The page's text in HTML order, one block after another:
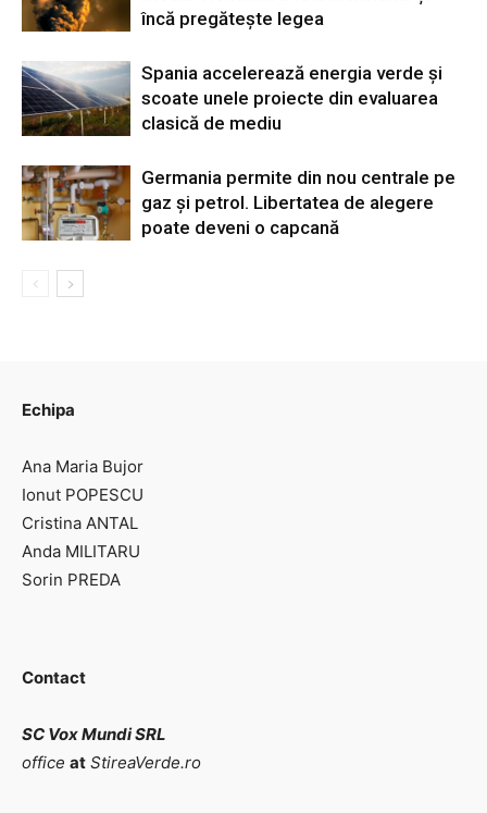
încă pregătește legea
Spania accelerează energia verde și
scoate unele proiecte din evaluarea
clasică de mediu
Germania permite din nou centrale pe
gaz și petrol. Libertatea de alegere
poate deveni o capcană
Echipa
Ana Maria Bujor
Ionut POPESCU
Cristina ANTAL
Anda MILITARU
Sorin PREDA
Contact
SC Vox Mundi SRL
office at StireaVerde.ro